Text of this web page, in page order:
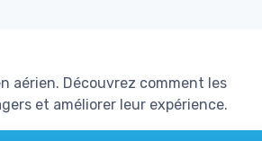
aérien. Découvrez comment les
et améliorer leur expérience.